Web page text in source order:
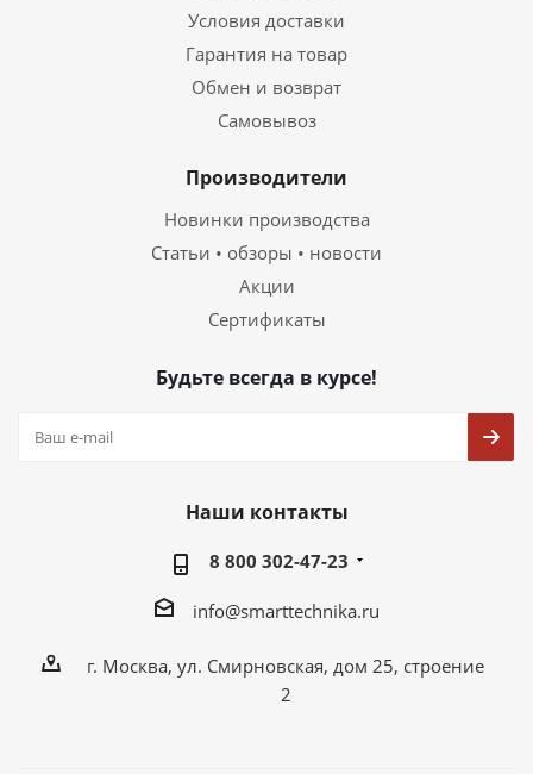
Условия доставки
Гарантия на товар
Обмен и возврат
Самовывоз
Производители
Новинки производства
Статьи • обзоры • новости
Акции
Сертификаты
Будьте всегда в курсе!
Наши контакты
8 800 302-47-23
info@smarttechnika.ru
г. Москва, ул. Смирновская, дом 25, строение
2